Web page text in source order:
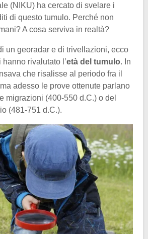
(NIKU) ha cercato di svelare i
di questo tumulo. Perché non
A cosa serviva in realtà?
un georadar e di trivellazioni, ecco
rivalutato l’età del tumulo. In
che risalisse al periodo fra il
adesso le prove ottenute parlano
migrazioni (400-550 d.C.) o del
(481-751 d.C.).